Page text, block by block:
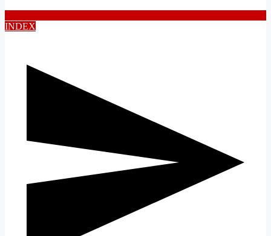
INDEX